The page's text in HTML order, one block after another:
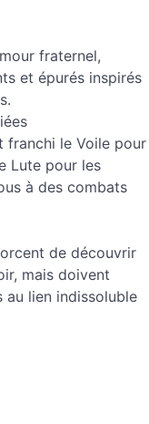
fraternel,
et épurés inspirés
franchi le Voile pour
Lute pour les
à des combats
de découvrir
mais doivent
lien indissoluble